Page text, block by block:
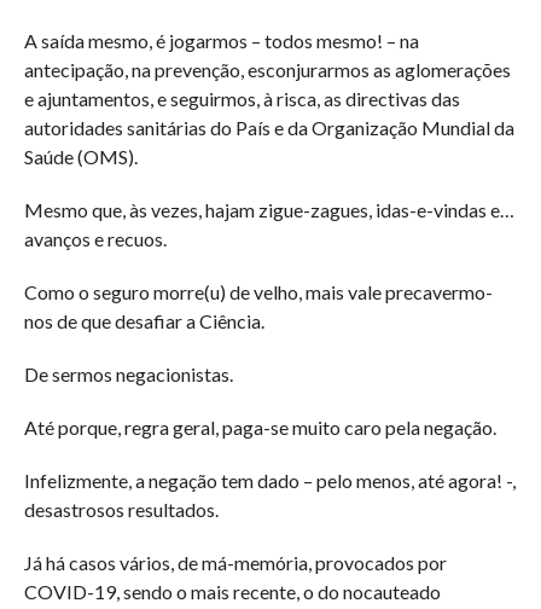
A saída mesmo, é jogarmos – todos mesmo! – na
antecipação, na prevenção, esconjurarmos as aglomerações
e ajuntamentos, e seguirmos, à risca, as directivas das
autoridades sanitárias do País e da Organização Mundial da
Saúde (OMS).
Mesmo que, às vezes, hajam zigue-zagues, idas-e-vindas e…
avanços e recuos.
Como o seguro morre(u) de velho, mais vale precavermo-
nos de que desafiar a Ciência.
De sermos negacionistas.
Até porque, regra geral, paga-se muito caro pela negação.
Infelizmente, a negação tem dado – pelo menos, até agora! -,
desastrosos resultados.
Já há casos vários, de má-memória, provocados por
COVID-19, sendo o mais recente, o do nocauteado